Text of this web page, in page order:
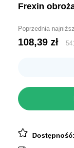
frexin
Poprzednia
108,39zł